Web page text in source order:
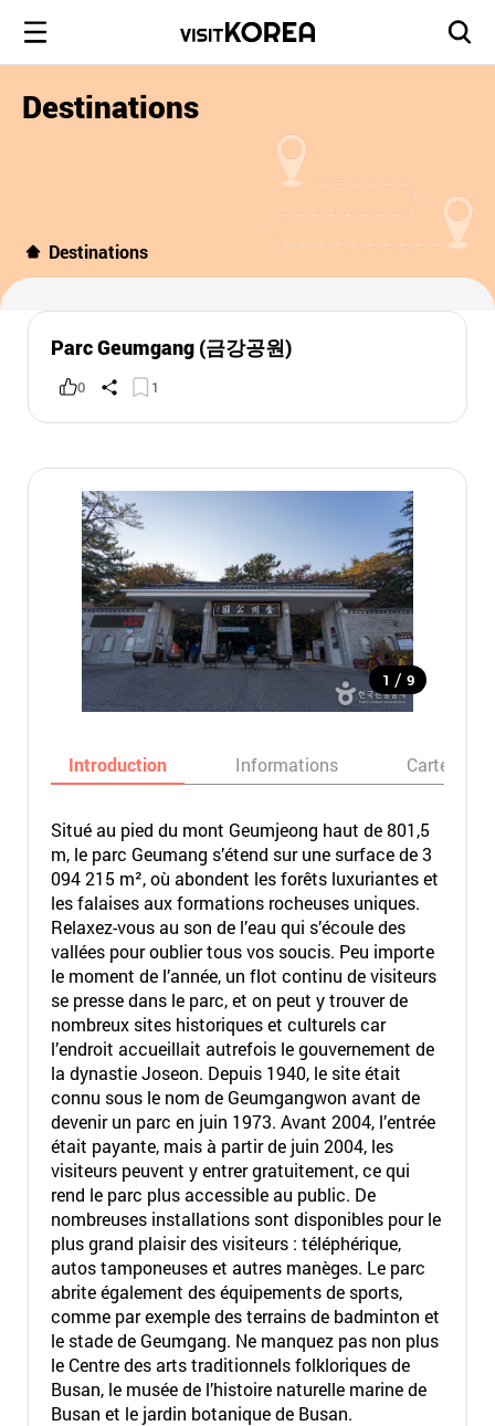
Destinations
Destinations
Parc Geumgang (금강공원)
0 1
1 / 9
Introduction Informations Carte
Situé au pied du mont Geumjeong haut de 801,5
m, le parc Geumang s’étend sur une surface de 3
094 215 m², où abondent les forêts luxuriantes et
les falaises aux formations rocheuses uniques.
Relaxez-vous au son de l’eau qui s’écoule des
vallées pour oublier tous vos soucis. Peu importe
le moment de l’année, un flot continu de visiteurs
se presse dans le parc, et on peut y trouver de
nombreux sites historiques et culturels car
l’endroit accueillait autrefois le gouvernement de
la dynastie Joseon. Depuis 1940, le site était
connu sous le nom de Geumgangwon avant de
devenir un parc en juin 1973. Avant 2004, l’entrée
était payante, mais à partir de juin 2004, les
visiteurs peuvent y entrer gratuitement, ce qui
rend le parc plus accessible au public. De
nombreuses installations sont disponibles pour le
plus grand plaisir des visiteurs : téléphérique,
autos tamponeuses et autres manèges. Le parc
abrite également des équipements de sports,
comme par exemple des terrains de badminton et
le stade de Geumgang. Ne manquez pas non plus
le Centre des arts traditionnels folkloriques de
Busan, le musée de l’histoire naturelle marine de
Busan et le jardin botanique de Busan.